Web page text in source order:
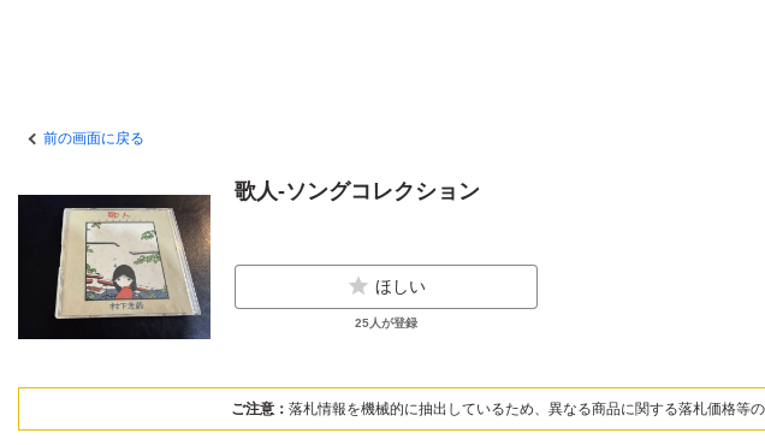
前の画面に戻る
歌人‐ソングコレクション
ほしい
25人が登録
ご注意： 落札情報を機械的に抽出しているため、異なる商品に関する落札価格等